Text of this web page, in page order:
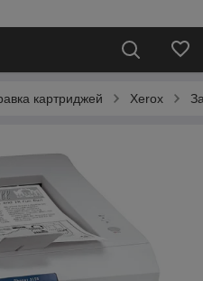
картриджей Xerox